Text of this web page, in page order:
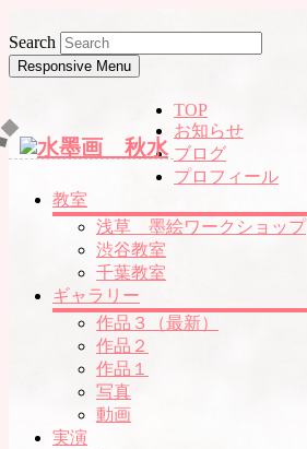
Search
Responsive Menu
TOP
お知らせ
ブログ
プロフィール
教室
浅草 墨絵ワークショップ
渋谷教室
千葉教室
ギャラリー
作品３（最新）
作品２
作品１
写真
動画
実演